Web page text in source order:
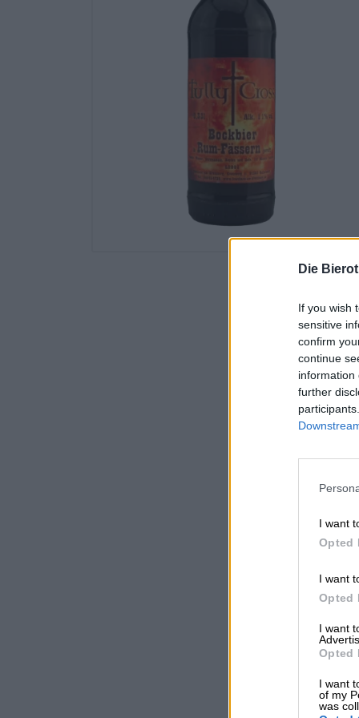
Die
If you wish
sensitive
confirm
continue
information
further
I want
Opted
I want
Opted
I want
Opted
I want
of my
was